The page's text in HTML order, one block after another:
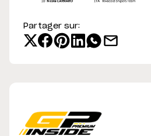
Partager sur: